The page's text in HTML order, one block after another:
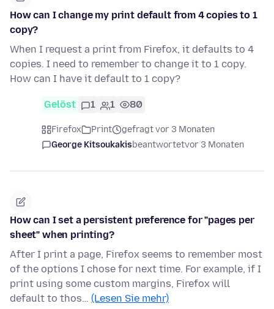
How can I change my print default from 4 copies to 1
copy?
When I request a print from Firefox, it defaults to 4
copies. I need to remember to change it to 1 copy.
How can I have it default to 1 copy?
Gelöst 1 1 80
Firefox Print
gefragt vor 3 Monaten
George Kitsoukakisbeantwortetvor 3 Monaten
How can I set a persistent preference for "pages per
sheet" when printing?
After I print a page, Firefox seems to remember most
of the options I chose for next time. For example, if I
print using some custom margins, Firefox will
default to thos… (Lesen Sie mehr)